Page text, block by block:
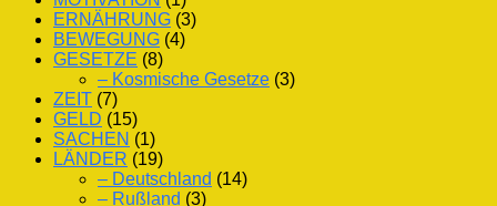
ERNÄHRUNG (3)
BEWEGUNG (4)
GESETZE (8)
– Kosmische Gesetze (3)
ZEIT (7)
GELD (15)
SACHEN (1)
LÄNDER (19)
– Deutschland (14)
– Rußland (3)